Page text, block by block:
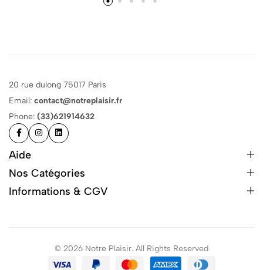
20 rue dulong 75017 Paris
Email: contact@notreplaisir.fr
Phone: (33)621914632
Aide
Nos Catégories
Informations & CGV
© 2026 Notre Plaisir. All Rights Reserved